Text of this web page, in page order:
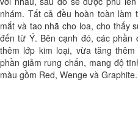
nhám. Tất cả đều hoàn toàn làm
mắt và tao nhã cho loa, cho thấy
đến từ Ý. Bên cạnh đó, các
thêm lớp kim loại, vừa tăng
phần giảm rung chấn, mang độ
màu gồm Red, Wenge và Graphite.